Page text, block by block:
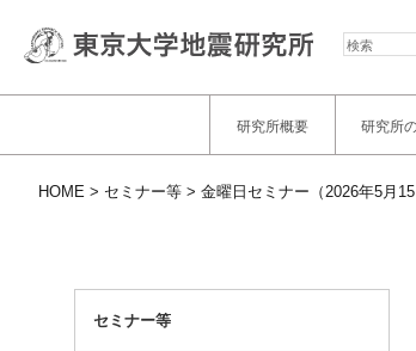
研究所概要 研究所
HOME セミナー等 金曜日セミナー（2026年5月
セミナー等